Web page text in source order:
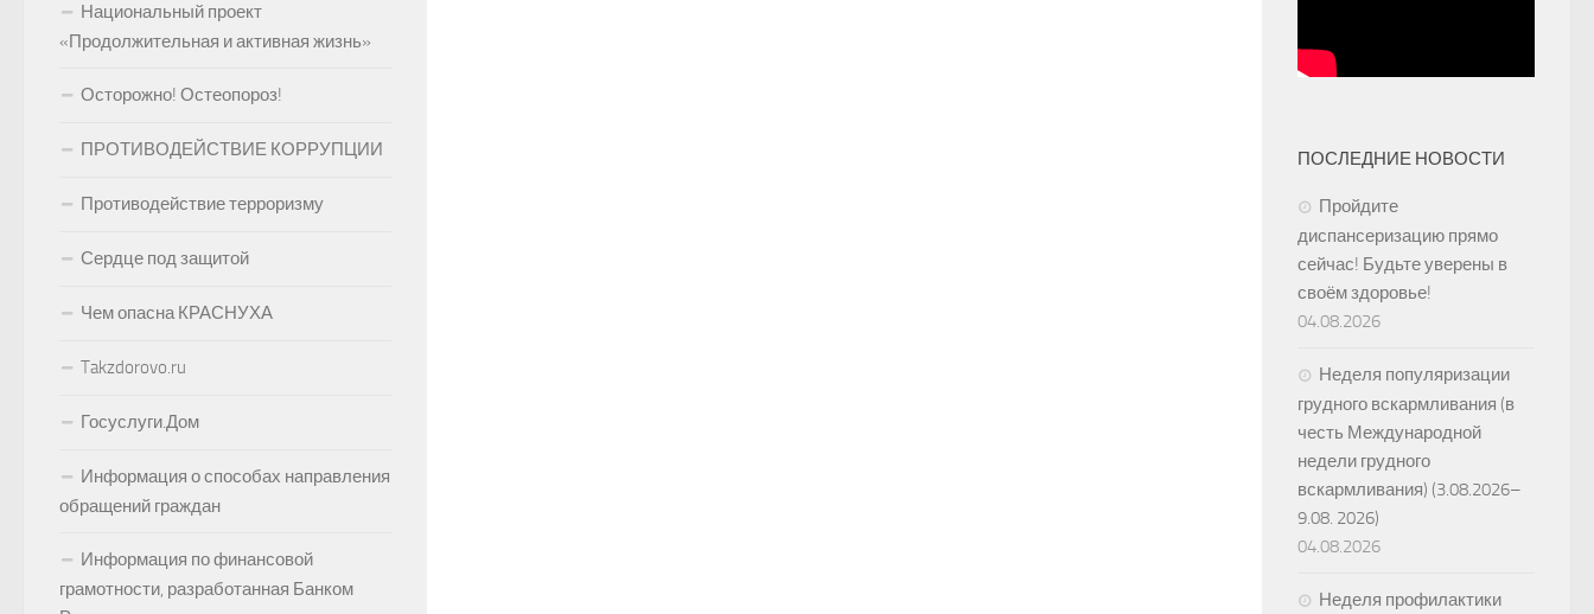
Национальный проект
«Продолжительная и активная жизнь»
Осторожно! Остеопороз!
ПРОТИВОДЕЙСТВИЕ КОРРУПЦИИ
Противодействие терроризму
Сердце под защитой
Чем опасна КРАСНУХА
Takzdorovo.ru
Госуслуги.Дом
Информация о способах направления
обращений граждан
Информация по финансовой
грамотности, разработанная Банком
ПОСЛЕДНИЕ НОВОСТИ
Пройдите
диспансеризацию прямо
сейчас! Будьте уверены в
своём здоровье!
04.08.2026
Неделя популяризации
грудного вскармливания (в
честь Международной
недели грудного
вскармливания) (3.08.2026–
9.08. 2026)
04.08.2026
Неделя профилактики